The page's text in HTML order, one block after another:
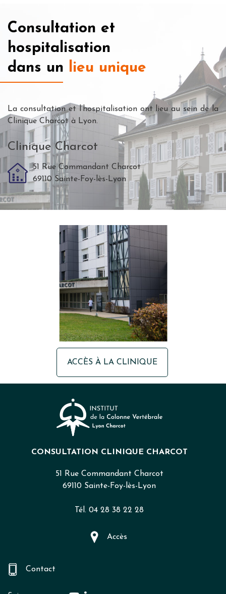
Consultation et
hospitalisation
dans un lieu unique
La consultation et l’hospitalisation ont lieu au sein de la
Clinique Charcot à Lyon.
Clinique Charcot
51 Rue Commandant Charcot
69110 Sainte-Foy-lès-Lyon
ACCÈS À LA CLINIQUE
CONSULTATION CLINIQUE CHARCOT
51 Rue Commandant Charcot
69110 Sainte-Foy-lès-Lyon
Tél. 04 28 38 22 28
Accès
Contact